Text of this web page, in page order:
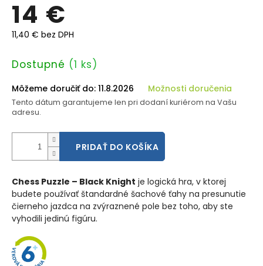
14 €
11,40 € bez DPH
Jednotková
Dostupné (1 ks)
Môžeme doručiť do: 11.8.2026 Možnosti doručenia
Tento dátum garantujeme len pri dodaní kuriérom na Vašu
adresu.
PRIDAŤ DO KOŠÍKA
Chess Puzzle – Black Knight je logická hra, v ktorej
budete používať štandardné šachové ťahy na presunutie
čierneho jazdca na zvýraznené pole bez toho, aby ste
vyhodili jedinú figúru.